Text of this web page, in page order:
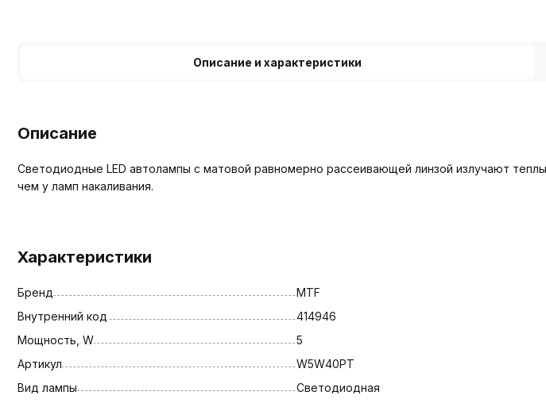
Описание и характеристики
Описание
Светодиодные LED автолампы с матовой равномерно рассеивающей линзой излучают
чем у ламп накаливания.
Характеристики
Бренд
MTF
Внутренний код
414946
Мощность, W
5
Артикул
W5W40PT
Вид лампы
Светодиодная